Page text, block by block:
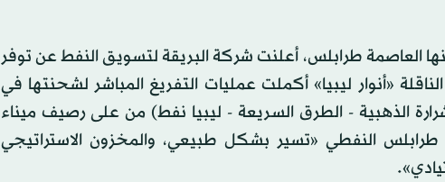
العاصمة طرابلس، أعلنت شركة البريقة لتسويق النفط عن توفر
«أنوار ليبيا» أكملت عمليات التفريغ المباشر لشحنتها في
الذهبية - الطرق السريعة - ليبيا نفط) من على رصيف ميناء
النفطي «تسير بشكل طبيعي، والمخزون الاستراتيجي